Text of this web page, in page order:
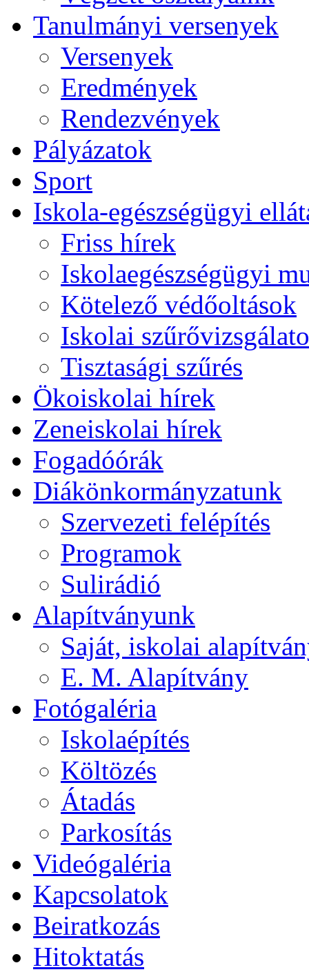
Tanulmányi versenyek
Versenyek
Eredmények
Rendezvények
Pályázatok
Sport
Iskola-egészségügyi
Friss hírek
Iskolaegészségügyi
Kötelező védőoltások
Iskolai
Tisztasági szűrés
Ökoiskolai hírek
Zeneiskolai hírek
Fogadóórák
Diákönkormányzatunk
Szervezeti felépítés
Programok
Sulirádió
Alapítványunk
Saját, iskolai
E. M. Alapítvány
Fotógaléria
Iskolaépítés
Költözés
Átadás
Parkosítás
Videógaléria
Kapcsolatok
Beiratkozás
Hitoktatás